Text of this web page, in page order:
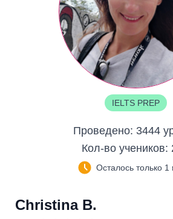
IELTS PREP
Проведено: 3444
Кол-во учеников:
Осталось только 1
Christina B.